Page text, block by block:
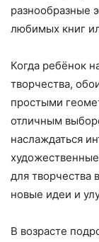
разнообразные
любимых книг
Когда ребёнок
творчества,
простыми
отличным
наслаждаться
для творчества
новые идеи и
В возрасте